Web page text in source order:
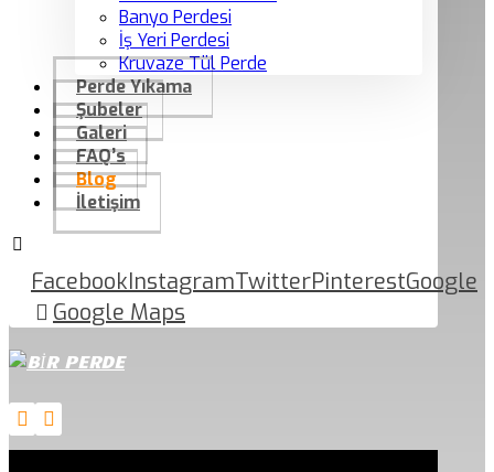
Banyo Perdesi
İş Yeri Perdesi
Kruvaze Tül Perde
Perde Yıkama
Şubeler
Galeri
FAQ’s
Blog
İletişim
FacebookInstagramTwitterPinterestGoogle
Google Maps